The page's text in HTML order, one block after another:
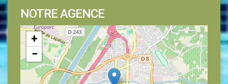
NOTRE AGENCE
+
−